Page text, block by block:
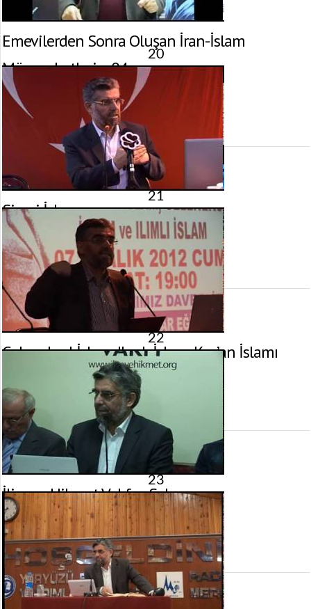
Emevilerden Sonra Oluşan İran-İslam
Münasebetleri – 04
7 Şubat 2013 tarihinde yayınlandı.
Gösterim:
20
Siyasi İslam
14 Aralık 2012 tarihinde yayınlandı.
Gösterim: 2.716
görüntülenme
21
Geleneksel İslam, Ilımlı İslam, Kur’an İslamı
7 Aralık 2012 tarihinde yayınlandı.
Gösterim:
görüntülenme
22
İlim ve Hikmet Vakfı – Sakarya
16 Kasım 2012 tarihinde yayınlandı.
Gösterim: 2.551
görüntülenme
23